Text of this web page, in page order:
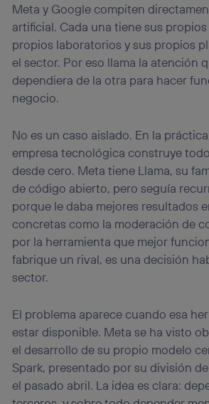
Meta y Google compiten
artificial. Cada una tiene sus
propios laboratorios y sus propios
el sector. Por eso llama la atención
dependiera de la otra para hacer
negocio.
No es un caso aislado. En la
empresa tecnológica construye
desde cero. Meta tiene Llama, su
de código abierto, pero seguía
porque le daba mejores resultados
concretas como la moderación de
por la herramienta que mejor
fabrique un rival, es una decisión
sector.
El problema aparece cuando esa
estar disponible. Meta se ha visto
el desarrollo de su propio modelo
Spark, presentado por su división
el pasado abril. La idea es clara: